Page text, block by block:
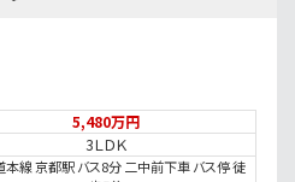
5,480万円
3ＬＤＫ
本線 京都駅 バス8分 二中前下車 バス停 徒